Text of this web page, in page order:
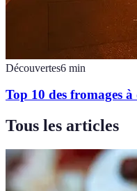
Découvertes6 min
Top 10 des fromages
Tous les articles